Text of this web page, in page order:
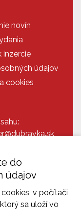
novín
inzercie
údajov
cookies
do
údajov
v počítači
sa uloží vo